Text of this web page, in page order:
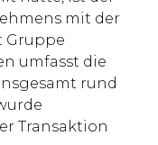
mit der
Gruppe
umfasst die
rund
Transaktion